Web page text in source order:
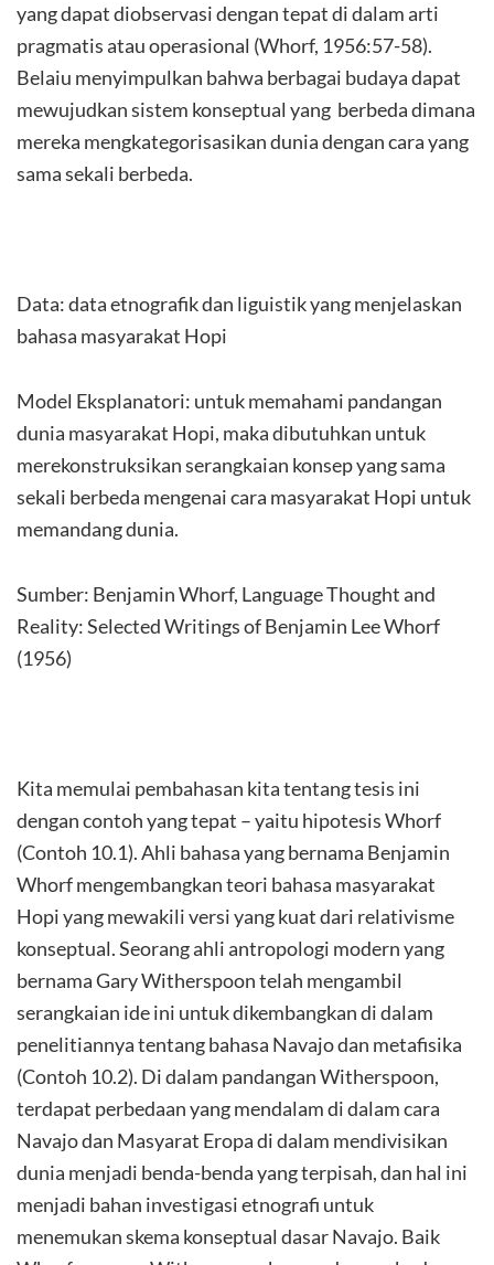
yang dapat diobservasi dengan tepat di dalam arti
pragmatis atau operasional (Whorf, 1956:57-58).
Belaiu menyimpulkan bahwa berbagai budaya dapat
mewujudkan sistem konseptual yang berbeda dimana
mereka mengkategorisasikan dunia dengan cara yang
sama sekali berbeda.
Data: data etnografik dan liguistik yang menjelaskan
bahasa masyarakat Hopi
Model Eksplanatori: untuk memahami pandangan
dunia masyarakat Hopi, maka dibutuhkan untuk
merekonstruksikan serangkaian konsep yang sama
sekali berbeda mengenai cara masyarakat Hopi untuk
memandang dunia.
Sumber: Benjamin Whorf, Language Thought and
Reality: Selected Writings of Benjamin Lee Whorf
(1956)
Kita memulai pembahasan kita tentang tesis ini
dengan contoh yang tepat – yaitu hipotesis Whorf
(Contoh 10.1). Ahli bahasa yang bernama Benjamin
Whorf mengembangkan teori bahasa masyarakat
Hopi yang mewakili versi yang kuat dari relativisme
konseptual. Seorang ahli antropologi modern yang
bernama Gary Witherspoon telah mengambil
serangkaian ide ini untuk dikembangkan di dalam
penelitiannya tentang bahasa Navajo dan metafisika
(Contoh 10.2). Di dalam pandangan Witherspoon,
terdapat perbedaan yang mendalam di dalam cara
Navajo dan Masyarat Eropa di dalam mendivisikan
dunia menjadi benda-benda yang terpisah, dan hal ini
menjadi bahan investigasi etnografi untuk
menemukan skema konseptual dasar Navajo. Baik